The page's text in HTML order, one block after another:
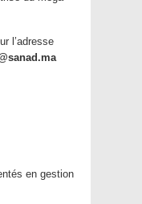
l’adresse
en gestion